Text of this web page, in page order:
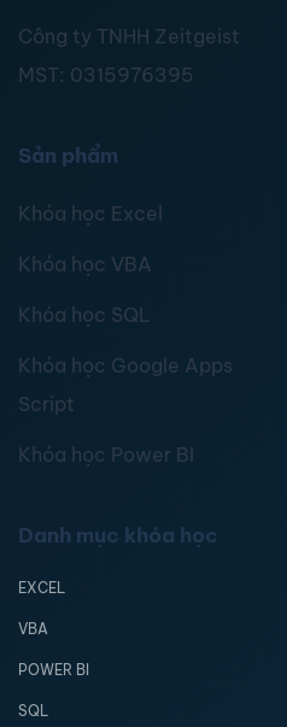
Công ty TNHH Zeitgeist
MST: 0315976395
Sản phẩm
Khóa học Excel
Khóa học VBA
Khóa học SQL
Khóa học Google Apps
Script
Khóa học Power BI
Danh mục khóa học
EXCEL
VBA
POWER BI
SQL